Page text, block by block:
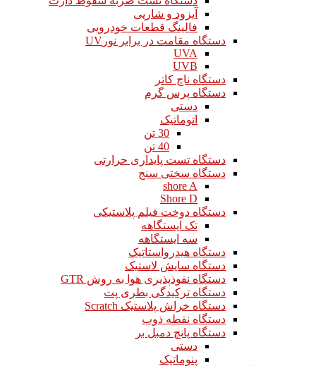
آیزود و شارپی
فالینگ قطعات خودرویی
دستگاه مقامت در برابر نورUV
UVA
UVB
دستگاه ناچ کاتر
دستگاه پرس گرم
دستی
اتوماتیک
30 تن
40 تن
دستگاه تست پایداری حرارتی
دستگاه سختی سنج
shore A
Shore D
دستگاه دوخت فیلم پلاستیکی
تک ایستگاهه
سه ایستگاهه
دستگاه هیدرواستاتیک
دستگاه سایش لاستیک
دستگاه نفوذپذیری هوا به روش GTR
دستگاه ترکیدگی بطری پت
دستگاه خراش پلاستیک Scratch
دستگاه نقطه ذوب
دستگاه پانچ دمبل بر
دستی
پنوماتیک